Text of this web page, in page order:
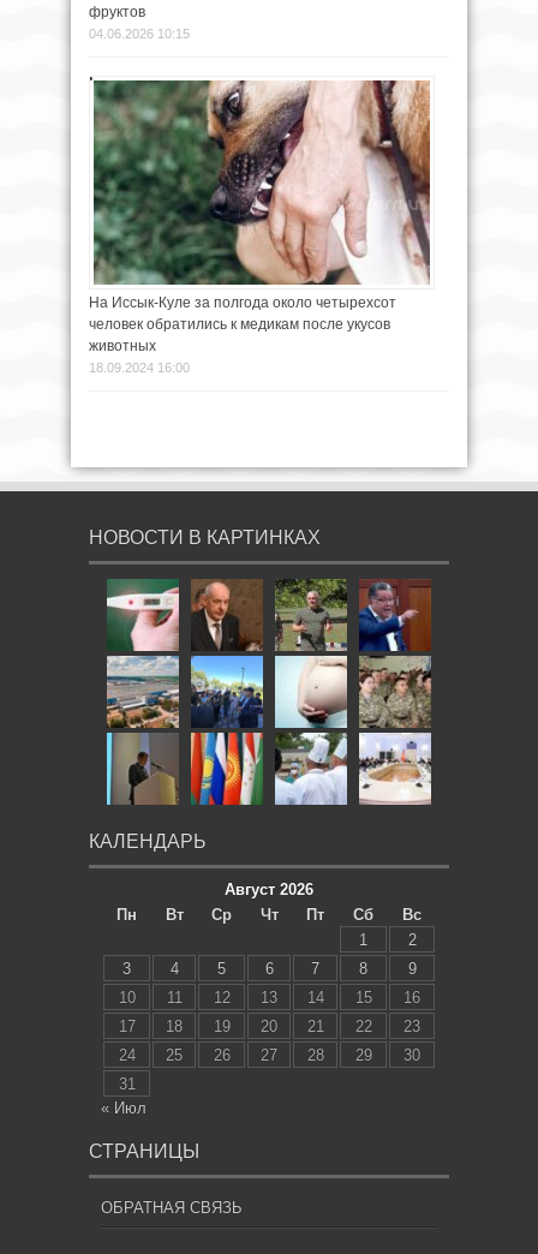
фруктов
04.06.2026 10:15
На Иссык-Куле за полгода около четырехсот
человек обратились к медикам после укусов
животных
18.09.2024 16:00
НОВОСТИ В КАРТИНКАХ
КАЛЕНДАРЬ
Август 2026
Пн
Вт Ср Чт Пт Сб
Вс
1
2
3
4 5 6 7 8
9
10
11 12 13 14 15
16
17
18 19 20 21 22
23
24
25 26 27 28 29
30
31
« Июл
СТРАНИЦЫ
ОБРАТНАЯ СВЯЗЬ